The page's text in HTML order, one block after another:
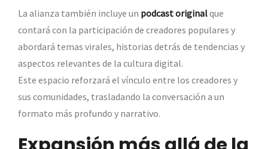
La alianza también incluye un podcast originalque
contará con la participación de creadores populares y
abordará temas virales, historias detrás de tendencias y
aspectos relevantes de la cultura digital.
Este espacio reforzará el vínculo entre los creadores y
sus comunidades, trasladando la conversación a un
formato más profundo y narrativo.